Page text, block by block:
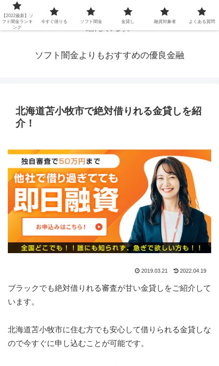
延滞ブラックや年金・生活保護・主婦・パート・派遣など消費者金融でお金を
借りられないブラックの方でも、即日融資で借りられる審査が甘い優良街金を
紹介しています。
ソフト闇金よりもおすすめの優良金融
北海道苫小牧市で絶対借りれる金貸しを紹
介！
2019.03.21 2022.04.19
ブラックでも絶対借りれる審査が甘い金貸しをご紹介して
います。
北海道苫小牧市に住む方でも安心して借りられる金貸しな
ので今すぐに申し込むことが可能です。
【2022最新】ソ
フト闇金ランキ
ング
今すぐ借りる ソフト闇金 金貸し 融資対象者 よくある質問